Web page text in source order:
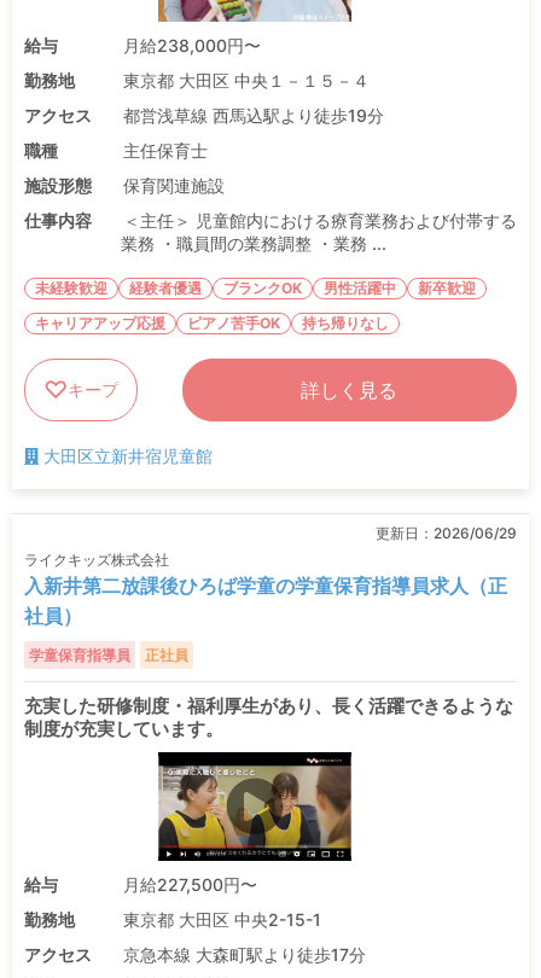
給与
月給238,000円〜
勤務地
東京都 大田区 中央１－１５－４
アクセス
都営浅草線 西馬込駅より徒歩19分
職種
主任保育士
施設形態
保育関連施設
仕事内容
＜主任＞ 児童館内における療育業務および付帯する
業務 ・職員間の業務調整 ・業務 ...
未経験歓迎 経験者優遇 ブランクOK 男性活躍中
新卒歓迎
キャリアアップ応援
ピアノ苦手OK 持ち帰りなし
キープ 詳しく見る
大田区立新井宿児童館
更新日： 2026/06/29
ライクキッズ株式会社
入新井第二放課後ひろば学童の学童保育指導員求人（正
社員）
学童保育指導員 正社員
充実した研修制度・福利厚生があり、長く活躍できるような
制度が充実しています。
給与
月給227,500円〜
勤務地
東京都 大田区 中央2-15-1
アクセス
京急本線 大森町駅より徒歩17分